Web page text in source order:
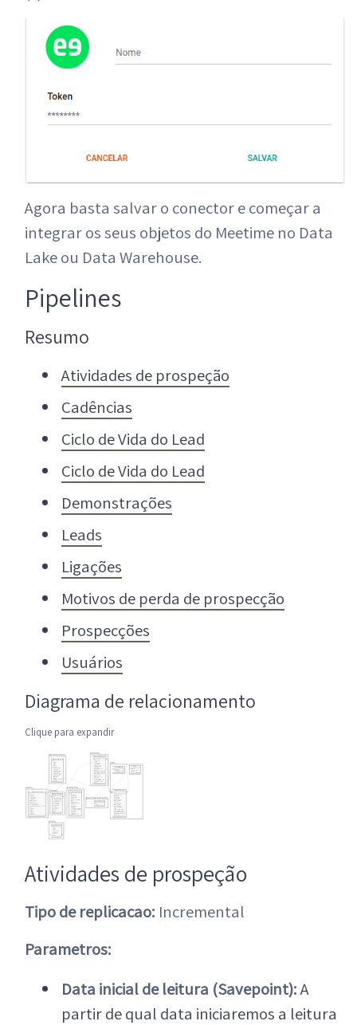
Agora basta salvar o conector e começar a
integrar os seus objetos do Meetime no Data
Lake ou Data Warehouse.
Pipelines
Resumo
Atividades de prospeção
Cadências
Ciclo de Vida do Lead
Ciclo de Vida do Lead
Demonstrações
Leads
Ligações
Motivos de perda de prospecção
Prospecções
Usuários
Diagrama de relacionamento
Clique para expandir
Atividades de prospeção
Tipo de replicacao: Incremental
Parametros:
Data inicial de leitura (Savepoint):A
partir de qual data iniciaremos a leitura